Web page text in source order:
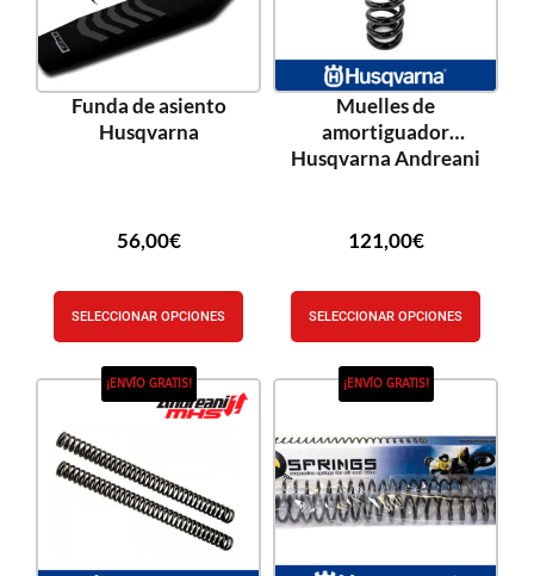
Funda de asiento
Husqvarna
56,00€
SELECCIONAR OPCIONES
Muelles de
amortiguador
Husqvarna Andreani
121,00€
SELECCIONAR OPCIONES
¡ENVÍO GRATIS! ¡ENVÍO GRATIS!